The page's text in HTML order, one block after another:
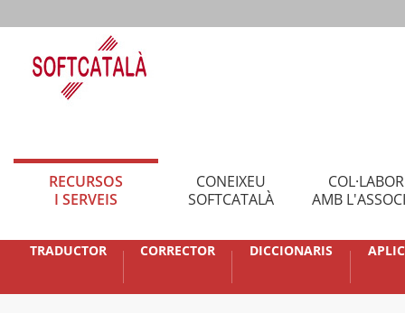
RECURSOS
I SERVEIS
CONEIXEU
SOFTCATALÀ
AMB
TRADUCTOR CORRECTOR DICCIONARIS